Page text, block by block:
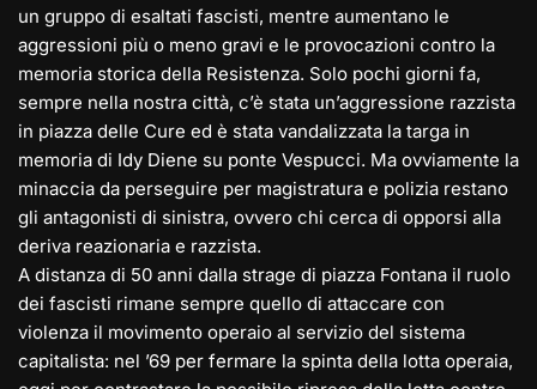
un gruppo di esaltati fascisti, mentre aumentano le
aggressioni più o meno gravi e le provocazioni contro la
memoria storica della Resistenza. Solo pochi giorni fa,
sempre nella nostra città, c’è stata un’aggressione razzista
in piazza delle Cure ed è stata vandalizzata la targa in
memoria di Idy Diene su ponte Vespucci. Ma ovviamente la
minaccia da perseguire per magistratura e polizia restano
gli antagonisti di sinistra, ovvero chi cerca di opporsi alla
deriva reazionaria e razzista.
A distanza di 50 anni dalla strage di piazza Fontana il ruolo
dei fascisti rimane sempre quello di attaccare con
violenza il movimento operaio al servizio del sistema
capitalista: nel ’69 per fermare la spinta della lotta operaia,